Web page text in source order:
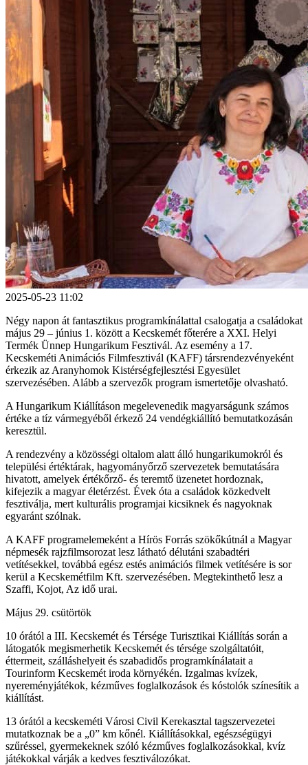
2025-05-23 11:02
Négy napon át fantasztikus programkínálattal csalogatja a családokat
május 29 – június 1. között a Kecskemét főterére a XXI. Helyi
Termék Ünnep Hungarikum Fesztivál. Az esemény a 17.
Kecskeméti Animációs Filmfesztivál (KAFF) társrendezvényeként
érkezik az Aranyhomok Kistérségfejlesztési Egyesület
szervezésében. Alább a szervezők program ismertetője olvasható.
A Hungarikum Kiállításon megelevenedik magyarságunk számos
értéke a tíz vármegyéből érkező 24 vendégkiállító bemutatkozásán
keresztül.
A rendezvény a közösségi oltalom alatt álló hungarikumokról és
települési értéktárak, hagyományőrző szervezetek bemutatására
hivatott, amelyek értékőrző- és teremtő üzenetet hordoznak,
kifejezik a magyar életérzést. Évek óta a családok közkedvelt
fesztiválja, mert kulturális programjai kicsiknek és nagyoknak
egyaránt szólnak.
A KAFF programelemeként a Hírös Forrás szökőkútnál a Magyar
népmesék rajzfilmsorozat lesz látható délutáni szabadtéri
vetítésekkel, továbbá egész estés animációs filmek vetítésére is sor
kerül a Kecskemétfilm Kft. szervezésében. Megtekinthető lesz a
Szaffi, Kojot, Az idő urai.
Május 29. csütörtök
10 órától a III. Kecskemét és Térsége Turisztikai Kiállítás során a
látogatók megismerhetik Kecskemét és térsége szolgáltatóit,
éttermeit, szálláshelyeit és szabadidős programkínálatait a
Tourinform Kecskemét iroda környékén. Izgalmas kvízek,
nyereményjátékok, kézműves foglalkozások és kóstolók színesítik a
kiállítást.
13 órától a kecskeméti Városi Civil Kerekasztal tagszervezetei
mutatkoznak be a „0” km kőnél. Kiállításokkal, egészségügyi
szűréssel, gyermekeknek szóló kézműves foglalkozásokkal, kvíz
játékokkal várják a kedves fesztiválozókat.